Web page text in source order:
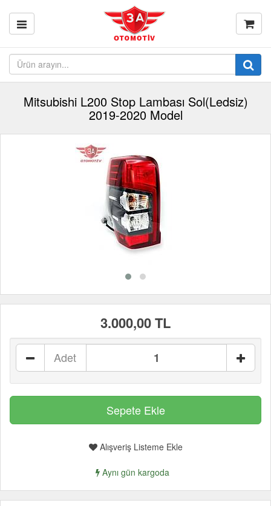
Mitsubishi L200 Stop Lambası Sol(Ledsiz)
2019-2020 Model
3.000,00 TL
Adet
Alışveriş Listeme Ekle
Aynı gün kargoda